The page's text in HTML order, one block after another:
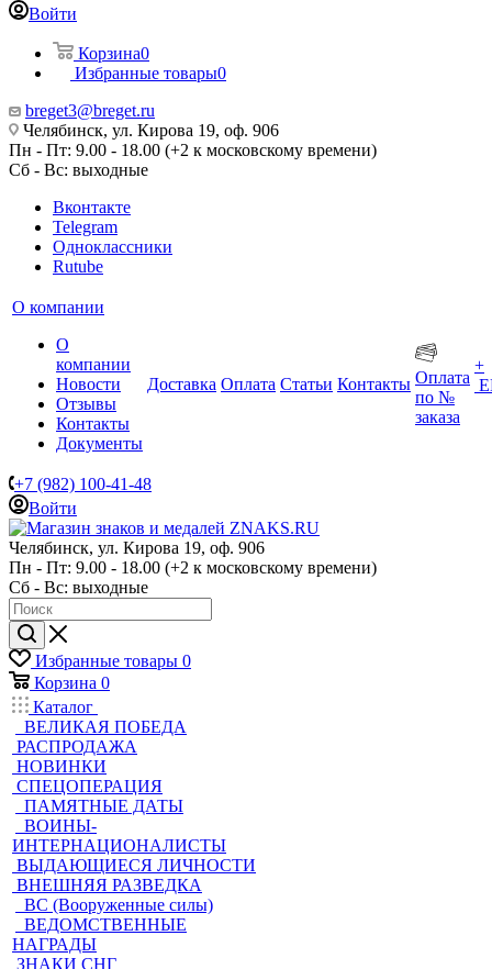
Войти
Корзина0
Избранные товары0
breget3@breget.ru
Челябинск, ул. Кирова 19, оф. 906
Пн - Пт: 9.00 - 18.00 (+2 к московскому времени)
Сб - Вс: выходные
Вконтакте
Telegram
Одноклассники
Rutube
О компании
О
компании
Новости
Отзывы
Контакты
Документы
Доставка Оплата Статьи Контакты Оплата
по №
заказа
+
+7 (982) 100-41-48
Войти
Челябинск, ул. Кирова 19, оф. 906
Пн - Пт: 9.00 - 18.00 (+2 к московскому времени)
Сб - Вс: выходные
Избранные товары 0
Корзина 0
Каталог
ВЕЛИКАЯ ПОБЕДА
РАСПРОДАЖА
НОВИНКИ
СПЕЦОПЕРАЦИЯ
ПАМЯТНЫЕ ДАТЫ
ВОИНЫ-
ИНТЕРНАЦИОНАЛИСТЫ
ВЫДАЮЩИЕСЯ ЛИЧНОСТИ
ВНЕШНЯЯ РАЗВЕДКА
ВС (Вооруженные силы)
ВЕДОМСТВЕННЫЕ
НАГРАДЫ
ЗНАКИ СНГ